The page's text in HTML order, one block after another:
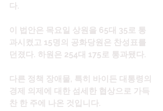
다.
이 법안은 목요일 상원을 65대 35로 통
과시켰고 15명의 공화당원은 찬성표를
던졌다. 하원은 254대 175로 통과됐다.
다른 정책 장애물, 특히 바이든 대통령의
경제 의제에 대한 섬세한 협상으로 가득
찬 한 주에 나온 것입니다.